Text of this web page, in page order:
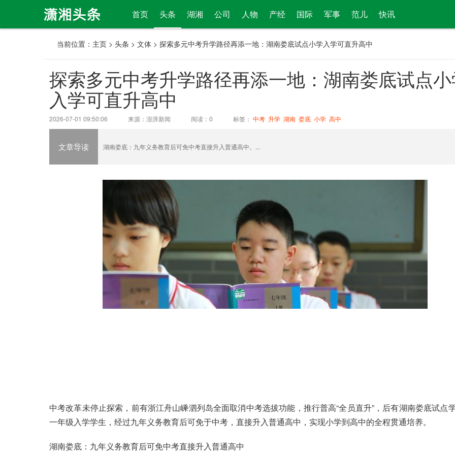
首页 头条 湖湘 公司 人物 产经 国际 军事 范儿 快讯
当前位置： 主页 > 头条 > 文体 > 探索多元中考升学路径再添一地：湖南娄底试点小学入学可直升高中
探索多元中考升学路径再添一地：湖南娄底试点
入学可直升高中
2026-07-01 09:50:06 来源：澎湃新闻 阅读： 0 标签： 中考 升学 湖南 娄底 小学 高中
文章导读 湖南娄底：九年义务教育后可免中考直接升入普通高中。...
中考改革未停止探索，前有浙江舟山嵊泗列岛全面取消中考选拔功能，推行普高“全员直升”，后有湖南娄底试点
一年级入学学生，经过九年义务教育后可免于中考，直接升入普通高中，实现小学到高中的全程贯通培养。
湖南娄底：九年义务教育后可免中考直接升入普通高中